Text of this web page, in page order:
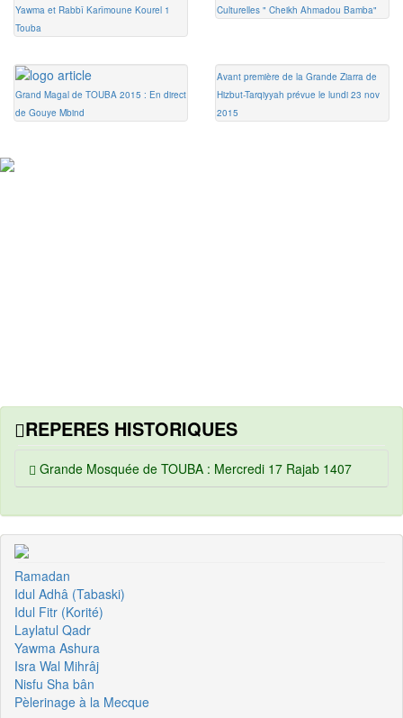
Yawma et Rabbî Karîmoune Kourel 1
Touba
Culturelles " Cheikh Ahmadou Bamba"
Grand Magal de TOUBA 2015 : En direct
de Gouye Mbind
Avant première de la Grande Ziarra de
Hizbut-Tarqiyyah prévue le lundi 23 nov
2015
REPERES HISTORIQUES
Grande Mosquée de TOUBA : Mercredi 17 Rajab 1407
Ramadan
Idul Adhâ (Tabaski)
Idul Fitr (Korité)
Laylatul Qadr
Yawma Ashura
Isra Wal Mihrâj
Nisfu Sha bân
Pèlerinage à la Mecque